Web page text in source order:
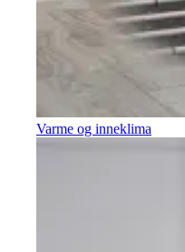
Varme og inneklima